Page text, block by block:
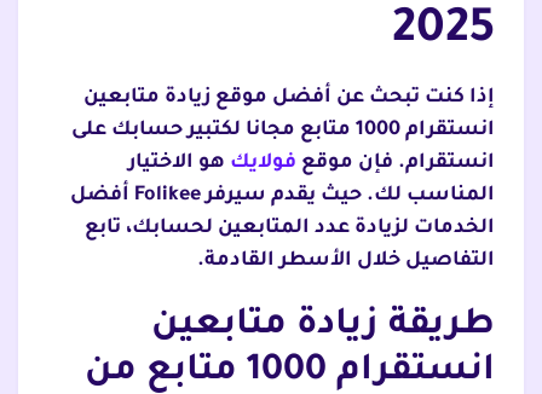
2025
إذا كنت تبحث عن أفضل موقع زيادة متابعين
انستقرام 1000 متابع مجانا لكتبير حسابك على
انستقرام. فإن موقع فولايك هو الاختيار
المناسب لك. حيث يقدم سيرفر Folikee أفضل
الخدمات لزيادة عدد المتابعين لحسابك، تابع
التفاصيل خلال الأسطر القادمة.
طريقة زيادة متابعين
انستقرام 1000 متابع من